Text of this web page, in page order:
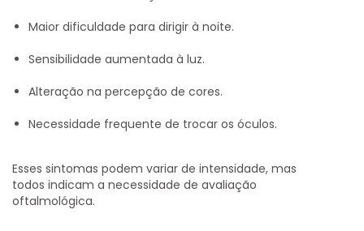
Maior dificuldade para dirigir à noite.
Sensibilidade aumentada à luz.
Alteração na percepção de cores.
Necessidade frequente de trocar os óculos.
Esses sintomas podem variar de intensidade, mas
todos indicam a necessidade de avaliação
oftalmológica.